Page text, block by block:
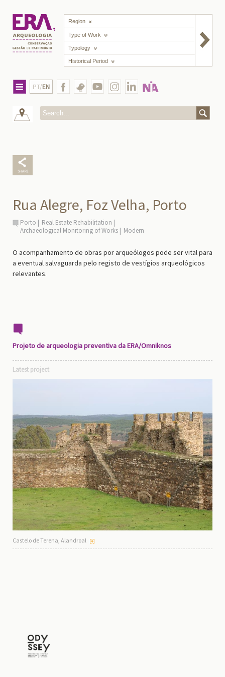
Region
Type of Work
Typology
Historical Period
PT/EN
Rua Alegre, Foz Velha, Porto
Porto
Real Estate Rehabilitation
Archaeological Monitoring of Works
Modern
O acompanhamento de obras por arqueólogos pode ser vital para
a eventual salvaguarda pelo registo de vestígios arqueológicos
relevantes.
Projeto de arqueologia preventiva da ERA/Omniknos
Latest project
Castelo de Terena, Alandroal